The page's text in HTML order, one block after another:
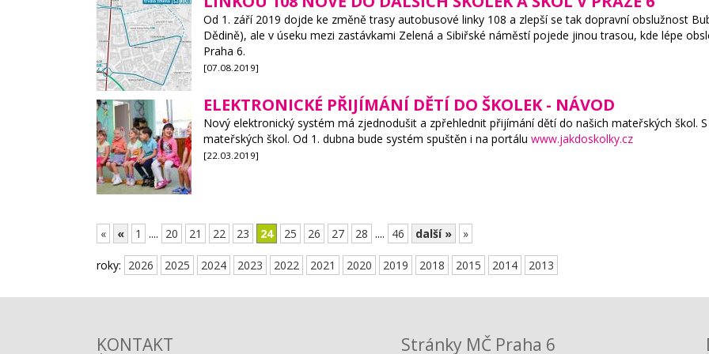
Od 1. září 2019 dojde ke změně trasy autobusové linky 108 a zlepší se tak dopravní obslužnost
Dědině), ale v úseku mezi zastávkami Zelená a Sibiřské náměstí pojede jinou trasou, kde lépe
Praha 6.
[07.08.2019]
ELEKTRONICKÉ PŘIJÍMÁNÍ DĚTÍ DO ŠKOLEK - NÁVOD
Nový elektronický systém má zjednodušit a zpřehlednit přijímání dětí do našich mateřských škol.
mateřských škol. Od 1. dubna bude systém spuštěn i na portálu www.jakdoskolky.cz
[22.03.2019]
« « 1 .... 20 21 22 23 24 25 26 27 28 .... 46 další » »
roky: 2026 2025 2024 2023 2022 2021 2020 2019 2018 2015 2014 2013
KONTAKT Stránky MČ Praha 6